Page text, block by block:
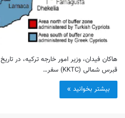
قبرس شمالی (KKTC) سفر…
بیشتر بخوانید »